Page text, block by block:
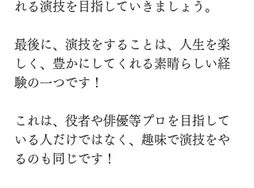
れる演技を目指していきましょう。
最後に、演技をすることは、人生を楽
しく、豊かにしてくれる素晴らしい経
験の一つです！
これは、役者や俳優等プロを目指して
いる人だけではなく、趣味で演技をや
るのも同じです！